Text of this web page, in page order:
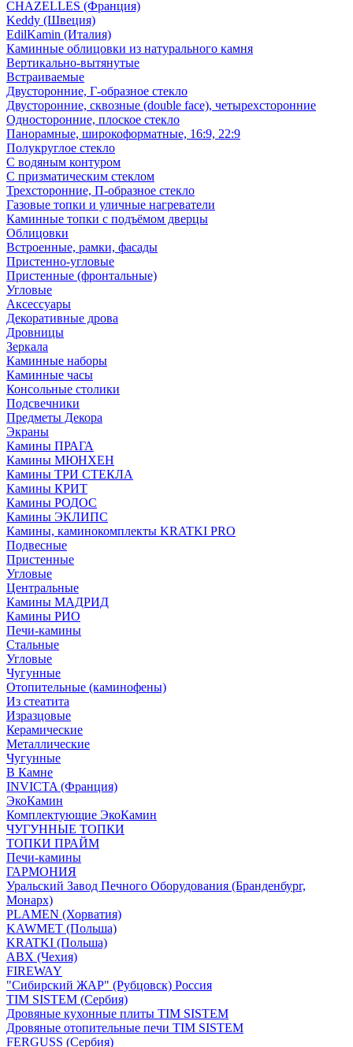
CHAZELLES (Франция)
Keddy (Швеция)
EdilKamin (Италия)
Каминные облицовки из натурального камня
Вертикально-вытянутые
Встраиваемые
Двусторонние, Г-образное стекло
Двусторонние, сквозные (double face), четырехсторонние
Односторонние, плоское стекло
Панорамные, широкоформатные, 16:9, 22:9
Полукруглое стекло
С водяным контуром
С призматическим стеклом
Трехсторонние, П-образное стекло
Газовые топки и уличные нагреватели
Каминные топки с подъёмом дверцы
Облицовки
Встроенные, рамки, фасады
Пристенно-угловые
Пристенные (фронтальные)
Угловые
Аксессуары
Декоративные дрова
Дровницы
Зеркала
Каминные наборы
Каминные часы
Консольные столики
Подсвечники
Предметы Декора
Экраны
Камины ПРАГА
Камины МЮНХЕН
Камины ТРИ СТЕКЛА
Камины КРИТ
Камины РОДОС
Камины ЭКЛИПС
Камины, каминокомплекты KRATKI PRO
Подвесные
Пристенные
Угловые
Центральные
Камины МАДРИД
Камины РИО
Печи-камины
Стальные
Угловые
Чугунные
Отопительные (каминофены)
Из стеатита
Изразцовые
Керамические
Металлические
Чугунные
В Камне
INVICTA (Франция)
ЭкоКамин
Комплектующие ЭкоКамин
ЧУГУННЫЕ ТОПКИ
ТОПКИ ПРАЙМ
Печи-камины
ГАРМОНИЯ
Уральский Завод Печного Оборудования (Бранденбург,
Монарх)
PLAMEN (Хорватия)
KAWMET (Польша)
KRATKI (Польша)
ABX (Чехия)
FIREWAY
"Сибирский ЖАР" (Рубцовск) Россия
TIM SISTEM (Сербия)
Дровяные кухонные плиты TIM SISTEM
Дровяные отопительные печи TIM SISTEM
FERGUSS (Сербия)